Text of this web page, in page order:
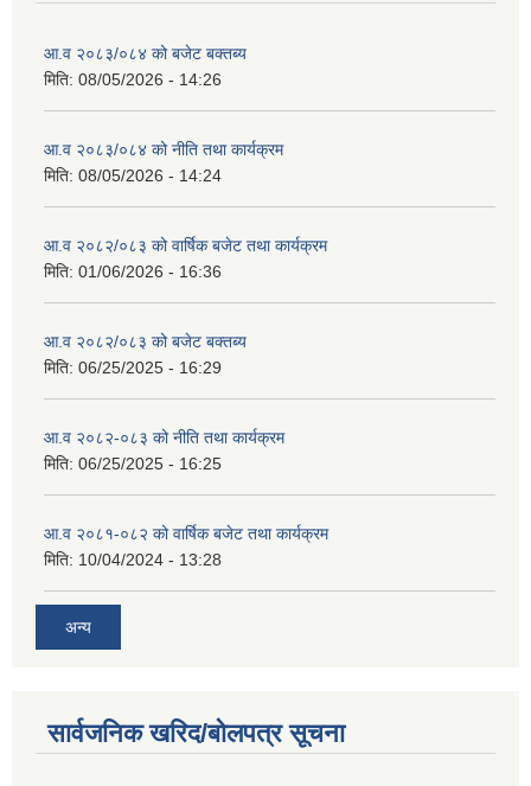
आ.व २०८३/०८४ को बजेट बक्तब्य
मिति: 08/05/2026 - 14:26
आ.व २०८३/०८४ को नीति तथा कार्यक्रम
मिति: 08/05/2026 - 14:24
आ.व २०८२/०८३ को वार्षिक बजेट तथा कार्यक्रम
मिति: 01/06/2026 - 16:36
आ.व २०८२/०८३ को बजेट बक्तब्य
मिति: 06/25/2025 - 16:29
आ.व २०८२-०८३ को नीति तथा कार्यक्रम
मिति: 06/25/2025 - 16:25
आ.व २०८१-०८२ को वार्षिक बजेट तथा कार्यक्रम
मिति: 10/04/2024 - 13:28
अन्य
सार्वजनिक खरिद/बोलपत्र सूचना